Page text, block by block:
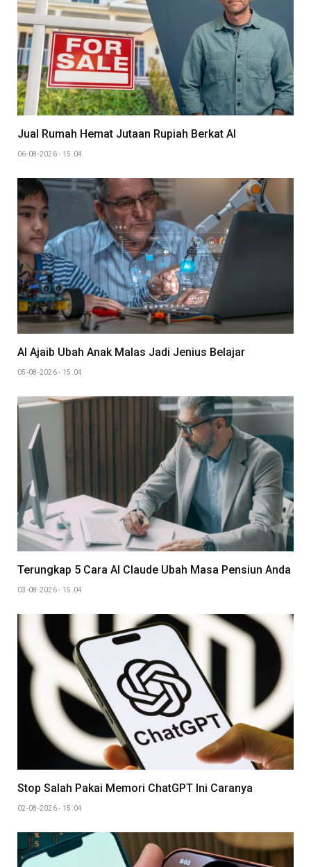
Jual Rumah Hemat Jutaan Rupiah Berkat AI
06-08-2026 - 15.04
AI Ajaib Ubah Anak Malas Jadi Jenius Belajar
05-08-2026 - 15.04
Terungkap 5 Cara AI Claude Ubah Masa Pensiun Anda
03-08-2026 - 15.04
Stop Salah Pakai Memori ChatGPT Ini Caranya
02-08-2026 - 15.04